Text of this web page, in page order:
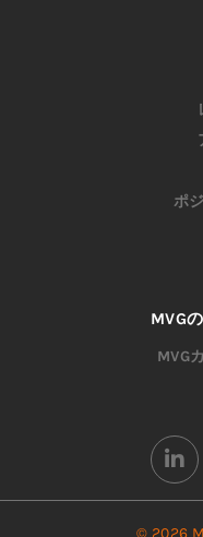
ポ
MVG
MVG